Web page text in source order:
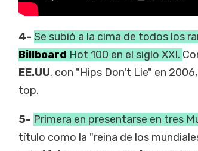
4- Se subió a la cima de todos los
Billboard Hot 100 en el siglo XXI.
EE.UU. con "Hips Don't Lie" en
top.
5- Primera en presentarse en tres
título como la "reina de los